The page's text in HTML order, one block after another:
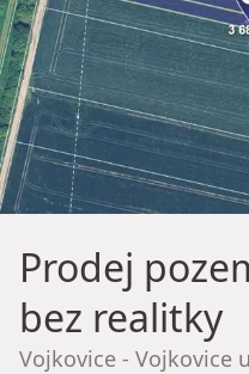
Prodej
bez realitky
Vojkovice - Vojkovice